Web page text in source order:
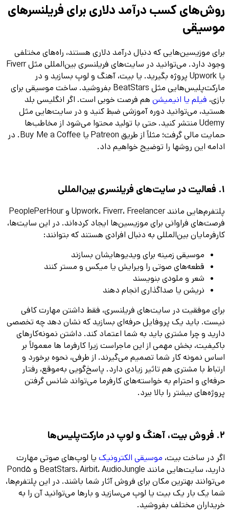
روش‌های کسب درآمد دلاری برای فریلنسرهای
موسیقی
برای موزیسین‌هایی که دنبال درآمد دلاری هستند، راه‌های مختلفی
وجود دارد. می‌توانید در سایت‌های فریلنسری بین‌المللی مثل Fiverr
یا Upwork پروژه بگیرید. یا بیت، آهنگ و لوپ‌ بسازید و در
مارکت‌پلیس‌هایی مثل BeatStars بفروشید. ساخت موسیقی برای
بازی، فیلم یا انیمیشن هم فرصت خوبی است. اگر انگلیسی بلد
هستید، می‌توانید دوره آموزشی ضبط کنید و در سایت‌هایی مثل
Udemy منتشر کنید. حتی با تولید محتوا می‌شود از مخاطب‌ها
حمایت مالی گرفت؛ مثلاً از طریق Patreon یا Buy Me a Coffee. در
ادامه این روشها را توضیح خواهیم داد.
1. فعالیت در سایت‌های فریلنسری بین‌المللی
پلتفرم‌هایی مانند Upwork، Fiverr، Freelancer و PeoplePerHour
فرصت‌های فراوانی برای موزیسین‌ها ایجاد کرده‌اند. در این سایت‌ها،
کارفرمایان بین‌المللی به دنبال افرادی هستند که بتوانند:
موسیقی زمینه برای ویدیوهایشان بسازند
قطعه‌های صوتی را ویرایش یا میکس و مستر کنند
شعر و ملودی بنویسند
نریشن یا صداگذاری انجام دهند
برای موفقیت در سایت‌های فریلنسری، فقط داشتن مهارت کافی
نیست. باید یک پروفایل حرفه‌ای بسازید که نشان دهد چه تخصصی
دارید و چرا مشتری باید به شما اعتماد کند. داشتن نمونه‌کارهای
باکیفیت، بخش مهمی از این ماجراست زیرا کارفرما ها معمولاً بر
اساس نمونه‌ کار شما تصمیم می‌گیرند. از طرفی، نحوه برخورد و
ارتباط با مشتری هم تاثیر زیادی دارد. پاسخ‌گویی به‌موقع، رفتار
حرفه‌ای و احترام به خواسته‌های کارفرما می‌تواند شانس گرفتن
پروژه‌های بیشتر را بالا ببرد.
2. فروش بیت، آهنگ و لوپ در مارکت‌پلیس‌ها
اگر در ساخت بیت، موسیقی الکترونیک یا لوپ‌های صوتی مهارت
دارید، سایت‌هایی مانند BeatStars، Airbit، AudioJungle و Pond5
می‌توانند بهترین مکان برای فروش آثار شما باشند. در این پلتفرم‌ها،
شما یک بار یک بیت یا لوپ می‌سازید و بارها می‌توانید آن را به
خریداران مختلف بفروشید.